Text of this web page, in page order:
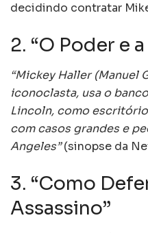
decidindo contratar
2. “O Poder e
“Mickey Haller (Manuel
iconoclasta, usa o
Lincoln, como
com casos grandes e
Angeles”(sinopse da
3. “Como
Assassino”